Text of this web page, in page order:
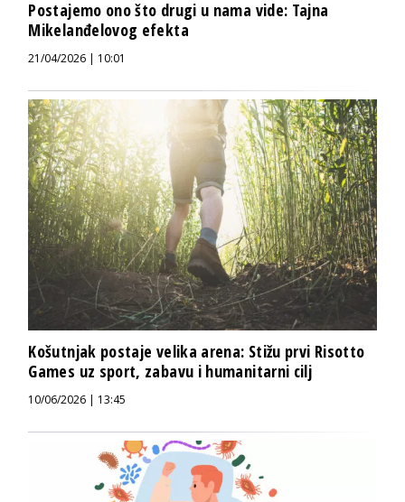
Postajemo ono što drugi u nama vide: Tajna
Mikelanđelovog efekta
21/04/2026 | 10:01
Košutnjak postaje velika arena: Stižu prvi Risotto
Games uz sport, zabavu i humanitarni cilj
10/06/2026 | 13:45